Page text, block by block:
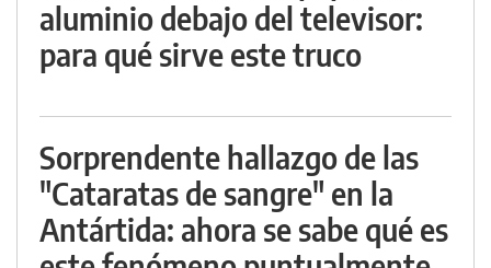
aluminio debajo del televisor:
para qué sirve este truco
Sorprendente hallazgo de las
"Cataratas de sangre" en la
Antártida: ahora se sabe qué es